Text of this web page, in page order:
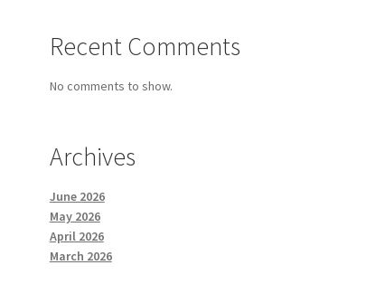
Recent Comments
No comments to show.
Archives
June 2026
May 2026
April 2026
March 2026